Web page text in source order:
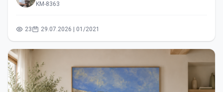
KM-8363
23 29.07.2026 | 01/2021